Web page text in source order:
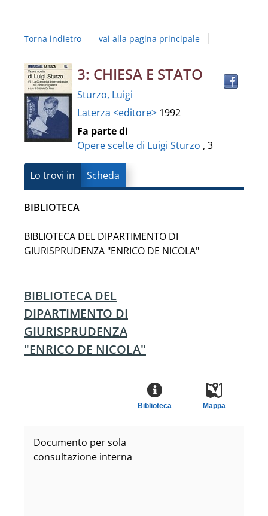
Campania
"Luigi
Vanvitelli"
Torna indietro vai alla pagina principale
Dettaglio
del
documento
3: CHIESA E STATO
Sturzo, Luigi
Laterza <editore> 1992
Fa parte di
Opere scelte di Luigi Sturzo , 3
Lo trovi in Scheda
BIBLIOTECA
BIBLIOTECA DEL DIPARTIMENTO DI
GIURISPRUDENZA "ENRICO DE NICOLA"
BIBLIOTECA DEL
DIPARTIMENTO DI
GIURISPRUDENZA
"ENRICO DE NICOLA"
Mappa
Biblioteca
Documento per sola
consultazione interna